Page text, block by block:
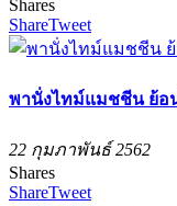
Shares
ShareTweet
พานั่งไทม์แมชชีน ย้อ
22 กุมภาพันธ์ 2562
Shares
ShareTweet